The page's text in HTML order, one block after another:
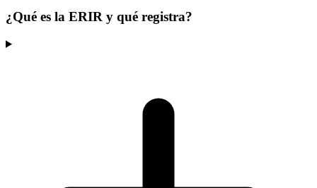
¿Qué es la ERIR y qué registra?